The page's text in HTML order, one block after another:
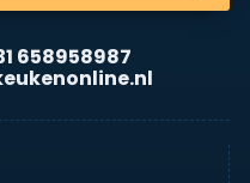
658958987